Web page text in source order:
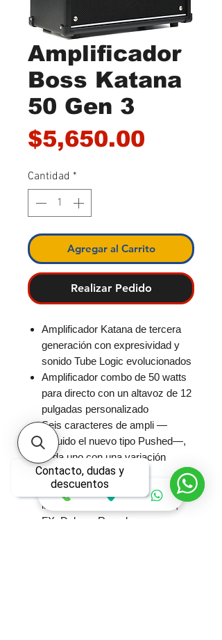
Contacto, dudas y
descuentos
Amplificador
Boss Katana
50 Gen 3
$5,650.00
Cantidad *
Agregar al Carrito
Realizar Pedido
Amplificador Katana de tercera
generación con expresividad y
sonido Tube Logic evolucionados
Amplificador combo de 50 watts
para directo con un altavoz de 12
pulgadas personalizado
Seis caracteres de ampli —
incluido el nuevo tipo Pushed—,
cada uno con una variación
seleccionable
Cinco secciones de efectos
independientes: Booster, Mod,
FX, Delay y Reverb